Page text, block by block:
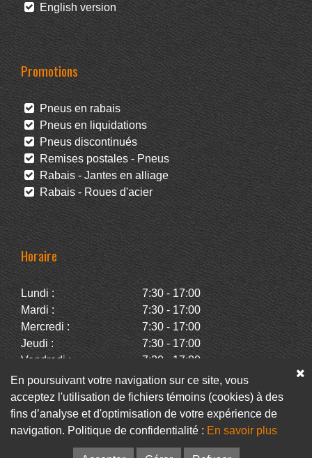
English version
Promotions
Pneus en rabais
Pneus en liquidations
Pneus discontinués
Remises postales - Pneus
Rabais - Jantes en alliage
Rabais - Roues d'acier
Horaire
Lundi :
7:30 - 17:00
Mardi :
7:30 - 17:00
Mercredi :
7:30 - 17:00
Jeudi :
7:30 - 17:00
Vendredi :
7:30 - 17:00
Samedi :
Fermé
Dimanche :
Fermé
Facebook Infolettre
En poursuivant votre navigation sur ce site, vous
acceptez l'utilisation de fichiers témoins (cookies) à des
fins d’analyse et d'optimisation de votre expérience de
navigation. Politique de confidentialité : En savoir plus